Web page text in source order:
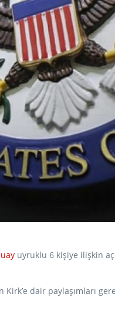
uyruklu 6 kişiye ilişkin
Kirk’e dair paylaşımları